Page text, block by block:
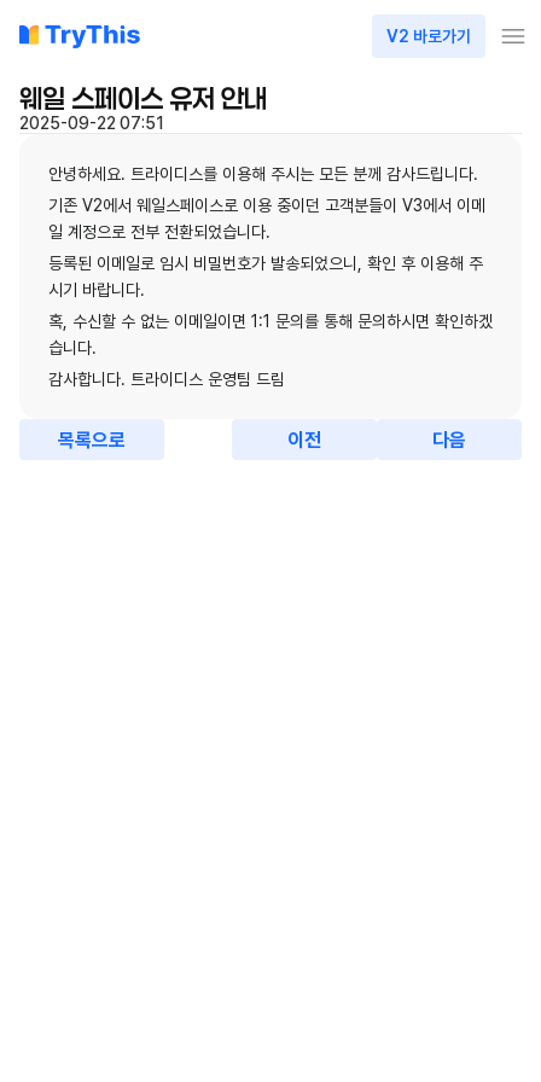
V2 바로가기
웨일 스페이스 유저 안내
2025-09-22 07:51
안녕하세요. 트라이디스를 이용해 주시는 모든 분께 감사드립니다.
기존 V2에서 웨일스페이스로 이용 중이던 고객분들이 V3에서 이메
일 계정으로 전부 전환되었습니다.
등록된 이메일로 임시 비밀번호가 발송되었으니, 확인 후 이용해 주
시기 바랍니다.
혹, 수신할 수 없는 이메일이면 1:1 문의를 통해 문의하시면 확인하겠
습니다.
감사합니다. 트라이디스 운영팀 드림
목록으로 이전 다음